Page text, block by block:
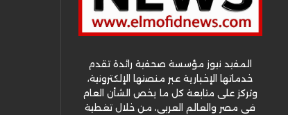
المفيد نيوز مؤسسة صحفية رائدة تقدم
خدماتها الإخبارية عبر منصتها الإلكترونية،
وتركز على متابعة كل ما يخص الشأن العام
في مصر والعالم العربي، من خلال تغطية